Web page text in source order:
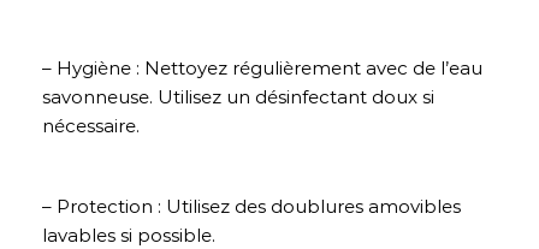
– Hygiène : Nettoyez régulièrement avec de l’eau
savonneuse. Utilisez un désinfectant doux si
nécessaire.
– Protection : Utilisez des doublures amovibles
lavables si possible.